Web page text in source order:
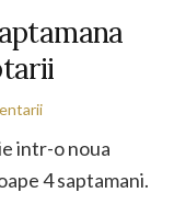
intr-o noua
4 saptamani.